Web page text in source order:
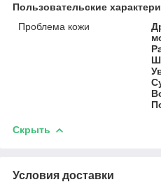
Пользовательские
Проблема кожи
Скрыть
Условия доставки